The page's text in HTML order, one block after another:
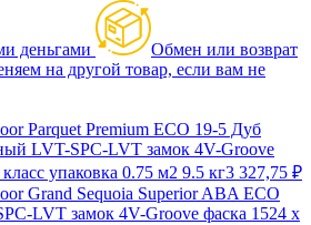
деньгами
Обмен или возврат
на другой товар, если вам не
Parquet Premium ECO 19-5 Дуб
LVT-SPC-LVT замок 4V-Groove
упаковка 0.75 м2 9.5 кг3 327,75 ₽
Grand Sequoia Superior ABA ECO
LVT замок 4V-Groove фаска 1524 х